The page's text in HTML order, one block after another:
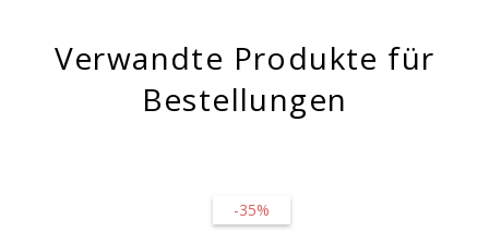
Verwandte Produkte für
Bestellungen
-35%